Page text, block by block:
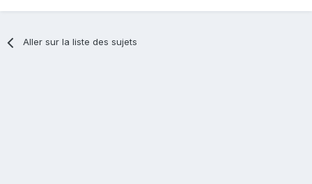
Aller sur la liste des sujets